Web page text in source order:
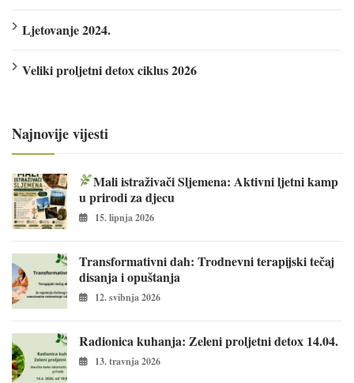
Ljetovanje 2024.
Veliki proljetni detox ciklus 2026
Najnovije vijesti
Mali istraživači Sljemena: Aktivni ljetni kamp
u prirodi za djecu
15. lipnja 2026
Transformativni dah: Trodnevni terapijski tečaj
disanja i opuštanja
12. svibnja 2026
Radionica kuhanja: Zeleni proljetni detox 14.04.
13. travnja 2026